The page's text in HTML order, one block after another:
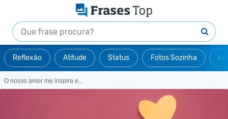
Reflexão Atitude Status Fotos Sozinha
O nosso amor me inspira e...